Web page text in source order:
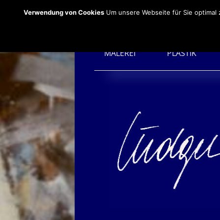
MALEREI PLASTIK
Verwendung von Cookies Um unsere Webseite für Sie